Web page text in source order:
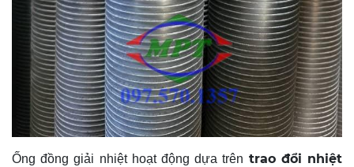
Ống đồng giải nhiệt hoạt động dựa trên trao đổi nhiệt